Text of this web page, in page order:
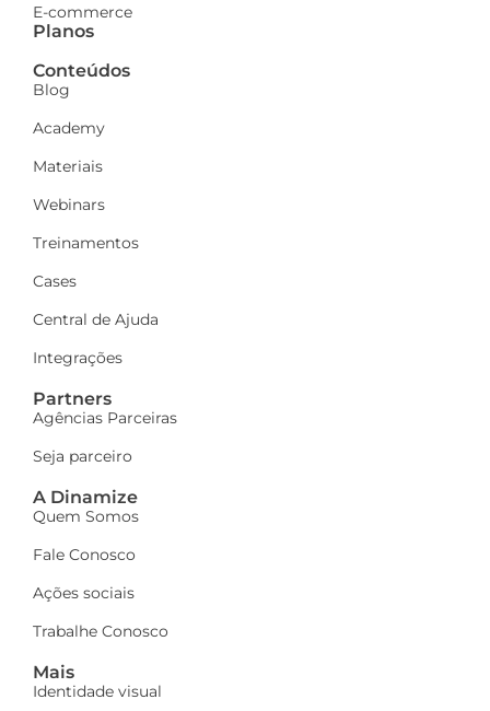
E-commerce
Planos
Conteúdos
Blog
Academy
Materiais
Webinars
Treinamentos
Cases
Central de Ajuda
Integrações
Partners
Agências Parceiras
Seja parceiro
A Dinamize
Quem Somos
Fale Conosco
Ações sociais
Trabalhe Conosco
Mais
Identidade visual